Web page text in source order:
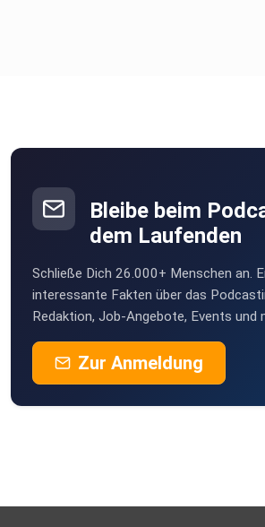
Bleibe beim
dem Laufenden
Schließe Dich 26.000+ Menschen an.
interessante Fakten über das
Redaktion, Job-Angebote, Events und
Zur Anmeldung